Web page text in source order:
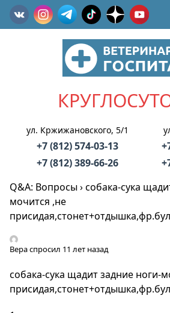
ул. Кржижановского, 5/1
+7 (812) 574-03-13
+7 (812) 389-66-26
Q&A: Вопросы›собака-сука
мочится ,не
Вераспросил 11 лет назад
собака-сука щадит задние ноги-